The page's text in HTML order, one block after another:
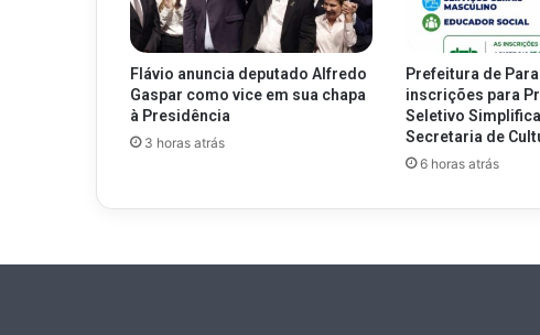
Flávio anuncia deputado Alfredo
Gaspar como vice em sua chapa
à Presidência
3 horas atrás
Prefeitura de
inscrições para
Seletivo
Secretaria de
6 horas atrás